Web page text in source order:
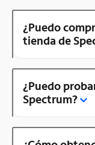
¿Puedo
tienda de
¿Puedo
Spectrum?